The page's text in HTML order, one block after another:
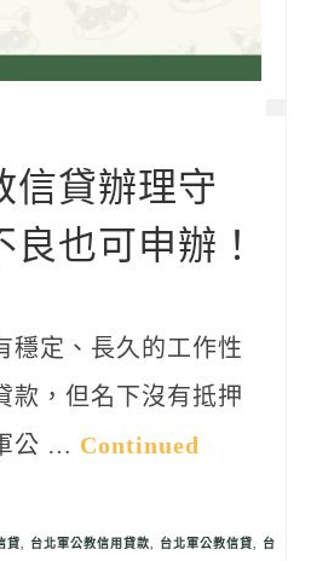
信貸辦理守
良也可申辦！
穩定、長久的工作性
款，但名下沒有抵押
公 … Continued
貸, 台北軍公教信用貸款, 台北軍公教信貸, 台